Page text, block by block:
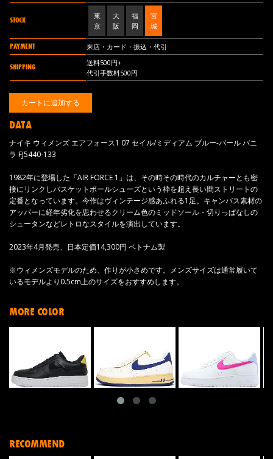
STOCK
東
京
大
阪
福
岡
宮
城
PAYMENT 来店・カード・振込・代引
SHIPPING
送料500円+
代引手数料500円
DATA
ナイキ ウィメンズ エアフォース1 07 セイル/ミディアム ブルー-パール バニ
ラ FJ5440-133
1982年に登場した「AIR FORCE 1」は、その時その時代のカルチャーとも密
接にリンクしバスケットボールシューズという枠を超え長い間ストリートの
定番となっています。今作はヴィンテージ感あふれる1足。キャンバス素材の
アッパーに経年劣化を思わせるクリーム色のミッドソール・切りっぱなしの
シュータンなどレトロなスタイルを演出しています。
2023年4月発売、日本定価14,300円 ベトナム製
※ウィメンズモデルのため、作りが小さめです。メンズサイズは通常履いて
いるモデルより0.5cm上のサイズをおすすめします。
MORE COLOR
RECOMMEND